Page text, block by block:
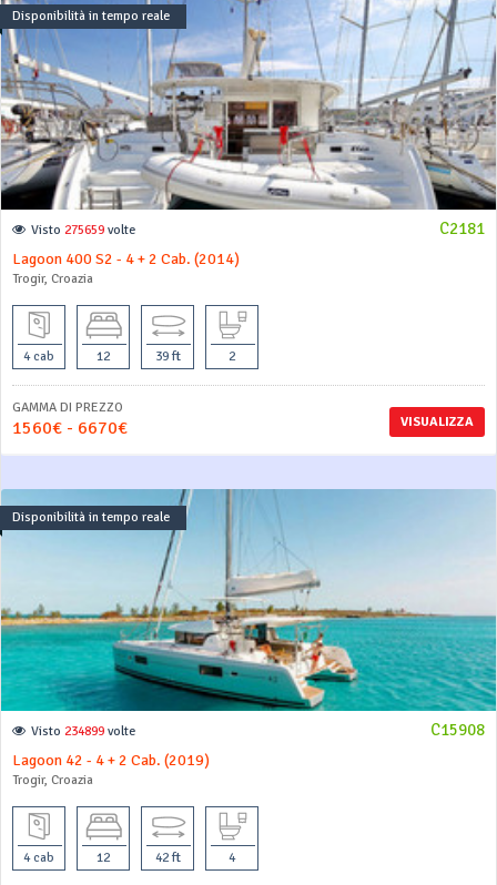
Disponibilità in tempo reale
C2181
Visto 275659 volte
Lagoon 400 S2 - 4 + 2 Cab. (2014)
Trogir, Croazia
4 cab 12 39 ft 2
VISUALIZZA
GAMMA DI PREZZO
1560€ - 6670€
Disponibilità in tempo reale
C15908
Visto 234899 volte
Lagoon 42 - 4 + 2 Cab. (2019)
Trogir, Croazia
4 cab 12 42 ft 4